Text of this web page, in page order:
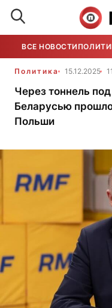
ВСЕ НОВОСТИ
Политика 15.12.2025
Через тоннель
Беларусью
Польши